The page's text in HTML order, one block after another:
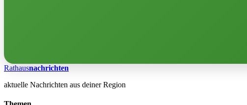
Rathausnachrichten
aktuelle Nachrichten aus deiner Region